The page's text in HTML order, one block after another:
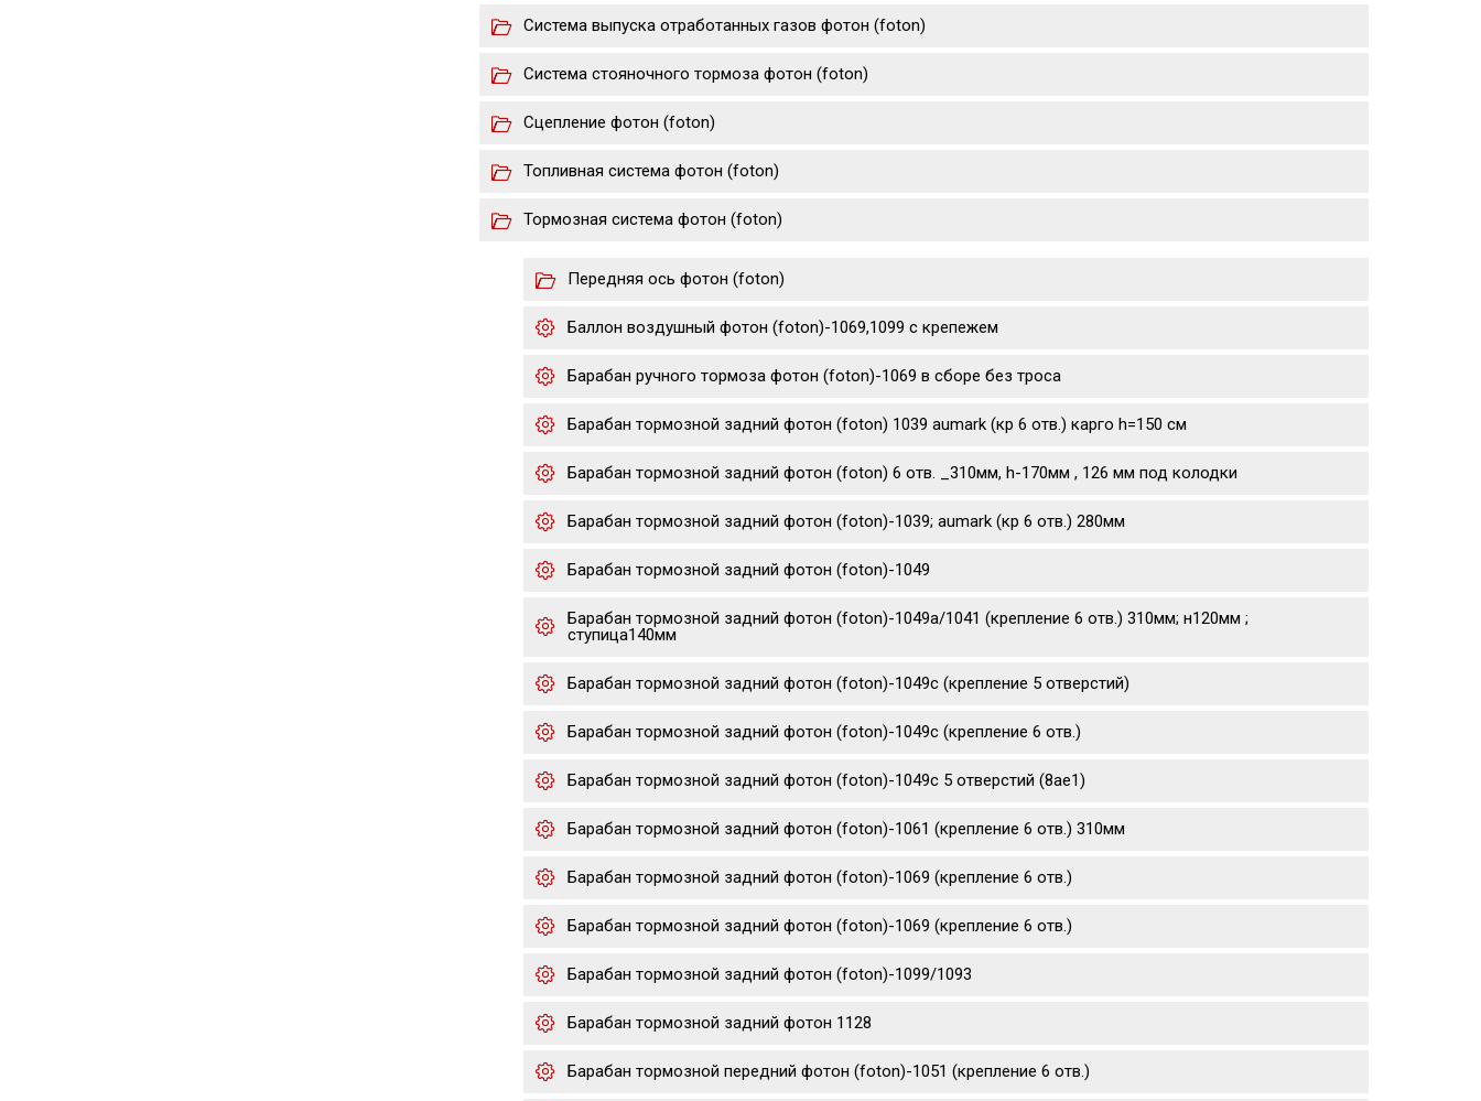
Система выпуска отработанных газов фотон (foton)
Система стояночного тормоза фотон (foton)
Сцепление фотон (foton)
Топливная система фотон (foton)
Тормозная система фотон (foton)
Передняя ось фотон (foton)
Баллон воздушный фотон (foton)-1069,1099 с крепежем
Барабан ручного тормоза фотон (foton)-1069 в сборе без троса
Барабан тормозной задний фотон (foton) 1039 aumark (кр 6 отв.) карго h=150 см
Барабан тормозной задний фотон (foton) 6 отв. _310мм, h-170мм , 126 мм под колодки
Барабан тормозной задний фотон (foton)-1039; aumark (кр 6 отв.) 280мм
Барабан тормозной задний фотон (foton)-1049
Барабан тормозной задний фотон (foton)-1049а/1041 (крепление 6 отв.) 310мм; н120мм ;
ступица140мм
Барабан тормозной задний фотон (foton)-1049с (крепление 5 отверстий)
Барабан тормозной задний фотон (foton)-1049с (крепление 6 отв.)
Барабан тормозной задний фотон (foton)-1049с 5 отверстий (8ae1)
Барабан тормозной задний фотон (foton)-1061 (крепление 6 отв.) 310мм
Барабан тормозной задний фотон (foton)-1069 (крепление 6 отв.)
Барабан тормозной задний фотон (foton)-1069 (крепление 6 отв.)
Барабан тормозной задний фотон (foton)-1099/1093
Барабан тормозной задний фотон 1128
Барабан тормозной передний фотон (foton)-1051 (крепление 6 отв.)